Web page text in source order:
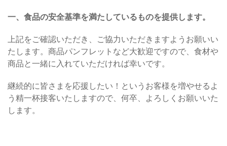
一、食品の安全基準を満たしているものを提供します。
上記をご確認いただき、ご協力いただきますようお願いい
たします。商品パンフレットなど大歓迎ですので、食材や
商品と一緒に入れていただければ幸いです。
継続的に皆さまを応援したい！というお客様を増やせるよ
う精一杯接客いたしますので、何卒、よろしくお願いいた
します。